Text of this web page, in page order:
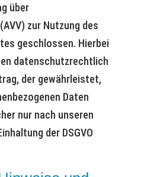
über
zur Nutzung des
geschlossen. Hierbei
datenschutzrechtlich
der gewährleistet,
Daten
nur nach unseren
der DSGVO